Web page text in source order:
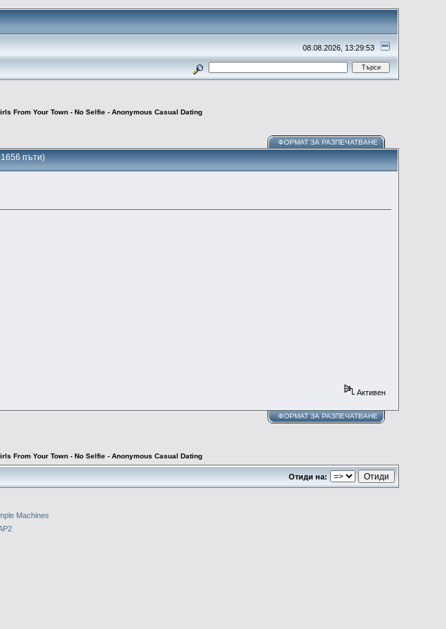
08.08.2026, 13:29:53
From Your Town - No Selfie - Anonymous Casual Dating
ФОРМАТ ЗА РАЗПЕЧАТВАНЕ
пъти)
Активен
ФОРМАТ ЗА РАЗПЕЧАТВАНЕ
From Your Town - No Selfie - Anonymous Casual Dating
Отиди на:
Machines